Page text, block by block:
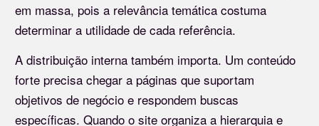
em massa, pois a relevância temática costuma
determinar a utilidade de cada referência.
A distribuição interna também importa. Um conteúdo
forte precisa chegar a páginas que suportam
objetivos de negócio e respondem buscas
específicas. Quando o site organiza a hierarquia e